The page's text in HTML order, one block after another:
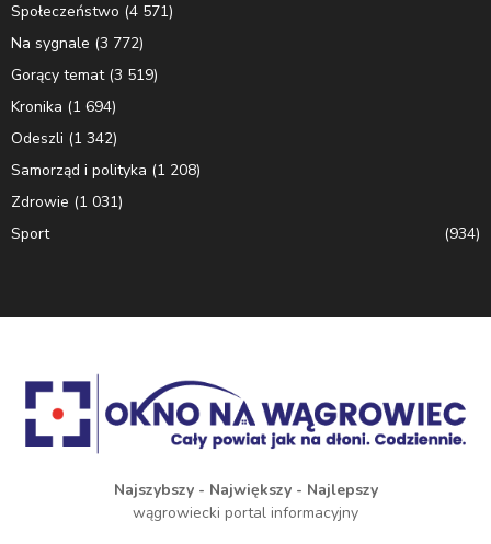
Społeczeństwo (4 571)
Na sygnale (3 772)
Gorący temat(3 519)
Kronika (1 694)
Odeszli (1 342)
Samorząd i polityka (1 208)
Zdrowie (1 031)
Sport
(934)
Najszybszy - Największy - Najlepszy
wągrowiecki portal informacyjny